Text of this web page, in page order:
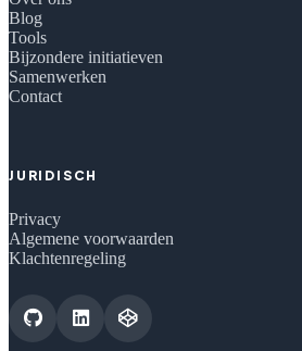
Blog
Tools
Bijzondere initiatieven
Samenwerken
Contact
JURIDISCH
Privacy
Algemene voorwaarden
Klachtenregeling